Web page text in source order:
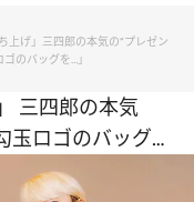
上げ」三四郎の本気の“プレゼン
のバッグを…」
三四郎の本気